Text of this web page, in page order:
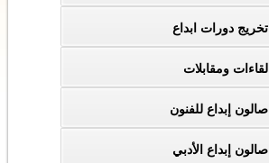
تخريج دورات ابداع
لقاءات ومقابلات
صالون إبداع للفنون
صالون إبداع الأدبي